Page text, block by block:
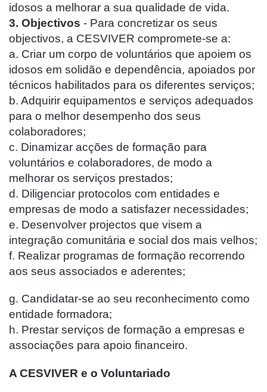
idosos a melhorar a sua qualidade de vida.
3. Objectivos - Para concretizar os seus
objectivos, a CESVIVER compromete-se a:
a. Criar um corpo de voluntários que apoiem os
idosos em solidão e dependência, apoiados por
técnicos habilitados para os diferentes serviços;
b. Adquirir equipamentos e serviços adequados
para o melhor desempenho dos seus
colaboradores;
c. Dinamizar acções de formação para
voluntários e colaboradores, de modo a
melhorar os serviços prestados;
d. Diligenciar protocolos com entidades e
empresas de modo a satisfazer necessidades;
e. Desenvolver projectos que visem a
integração comunitária e social dos mais velhos;
f. Realizar programas de formação recorrendo
aos seus associados e aderentes;
g. Candidatar-se ao seu reconhecimento como
entidade formadora;
h. Prestar serviços de formação a empresas e
associações para apoio financeiro.
A CESVIVER e o Voluntariado